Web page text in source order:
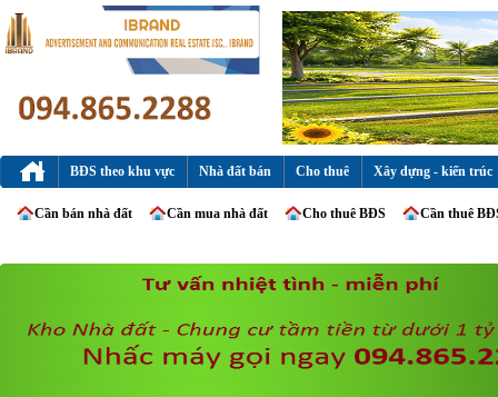
BĐS theo khu vực Nhà đất bán Cho thuê Xây dựng - kiến trúc
Cần bán nhà đất Cần mua nhà đất Cho thuê BĐS Cần thuê